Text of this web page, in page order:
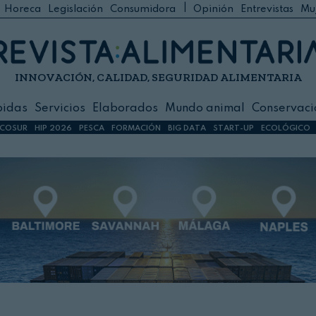
Horeca Legislación Consumidora Opinión Entrevistas
INNOVACIÓN, CALIDAD, SEGURIDAD ALIMENTARIA
Servicios Elaborados Mundo animal
Foodservice
primas
HIP 2026 PESCA FORMACIÓN BIG DATA START-UP ECOLÓGICO